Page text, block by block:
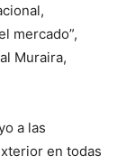
mercado”,
Muraira,
a las
en todas